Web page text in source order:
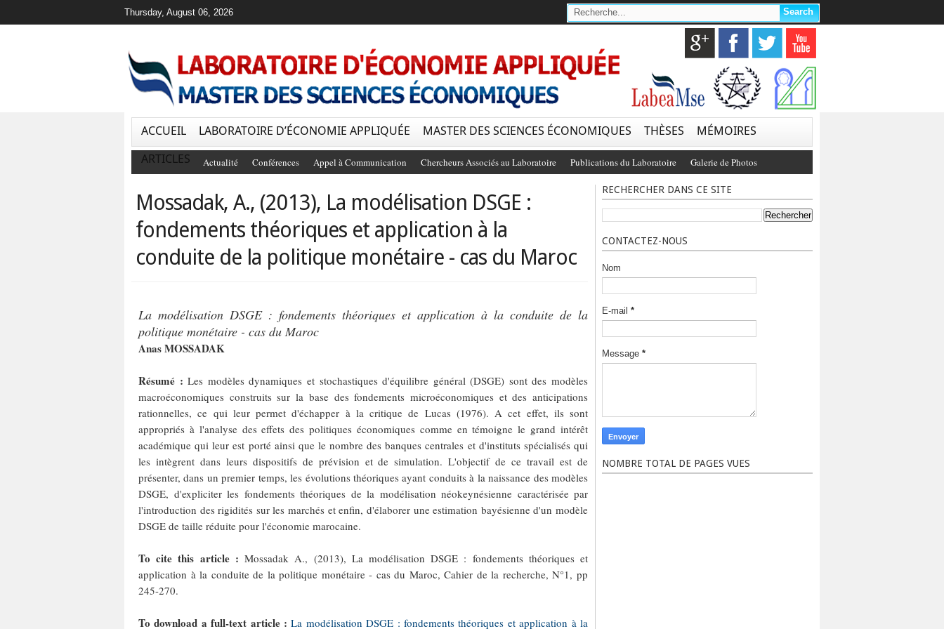
Thursday, August 06, 2026
ACCUEIL LABORATOIRE D’ÉCONOMIE APPLIQUÉE MASTER DES SCIENCES ÉCONOMIQUES THÈSES
MÉMOIRES
ARTICLES
Actualité Conférences Appel à Communication Chercheurs Associés au Laboratoire Publications du Laboratoire Galerie de Photos
Mossadak, A., (2013), La modélisation DSGE :
fondements théoriques et application à la
conduite de la politique monétaire - cas du Maroc
La modélisation DSGE : fondements théoriques et application à la conduite de la
politique monétaire - cas du Maroc
Anas MOSSADAK
Résumé :Les modèles dynamiques et stochastiques d'équilibre général (DSGE) sont des modèles
macroéconomiques construits sur la base des fondements microéconomiques et des anticipations
rationnelles, ce qui leur permet d'échapper à la critique de Lucas (1976). A cet effet, ils sont
appropriés à l'analyse des effets des politiques économiques comme en témoigne le grand intérêt
académique qui leur est porté ainsi que le nombre des banques centrales et d'instituts spécialisés qui
les intègrent dans leurs dispositifs de prévision et de simulation. L'objectif de ce travail est de
présenter, dans un premier temps, les évolutions théoriques ayant conduits à la naissance des modèles
DSGE, d'expliciter les fondements théoriques de la modélisation néokeynésienne caractérisée par
l'introduction des rigidités sur les marchés et enfin, d'élaborer une estimation bayésienne d'un modèle
DSGE de taille réduite pour l'économie marocaine.
To cite this article :Mossadak A., (2013), La modélisation DSGE : fondements théoriques et
application à la conduite de la politique monétaire - cas du Maroc, Cahier de la recherche, N°1, pp
245-270.
To download a full-text article : La modélisation DSGE : fondements théoriques et application à la
RECHERCHER DANS CE SITE
CONTACTEZ-NOUS
Nom
E-mail *
Message *
NOMBRE TOTAL DE PAGES VUES